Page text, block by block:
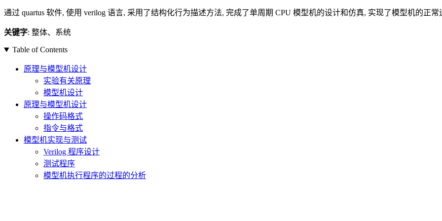
通过 quartus 软件, 使用 verilog 语言, 采用了结构化行为描述方法, 完成了单周期 CPU 模型机的设计和仿真, 实现了模型机的正常
关键字: 整体、系统
Table of Contents
原理与模型机设计
实验有关原理
模型机设计
原理与模型机设计
操作码格式
指令与格式
模型机实现与测试
Verilog 程序设计
测试程序
模型机执行程序的过程的分析